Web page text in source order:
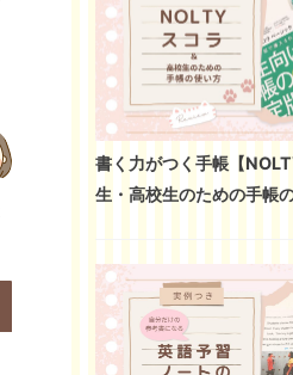
書く力がつく手帳【
生・高校生のための手帳